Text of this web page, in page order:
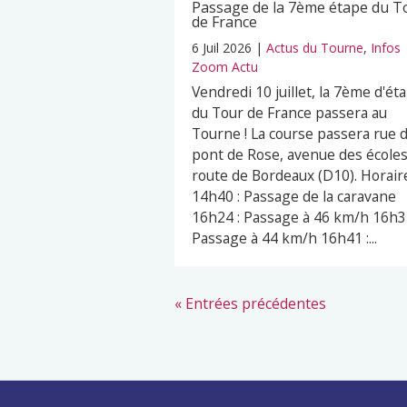
Passage de la 7ème étape du
de France
6 Juil 2026 | Actus du Tourne, Infos
Zoom Actu
Vendredi 10 juillet, la 7ème
du Tour de France passera au
Tourne ! La course passera rue
pont de Rose, avenue des
route de Bordeaux (D10).
14h40 : Passage de la caravane
16h24 : Passage à 46 km/h
Passage à 44 km/h 16h41 :...
« Entrées précédentes